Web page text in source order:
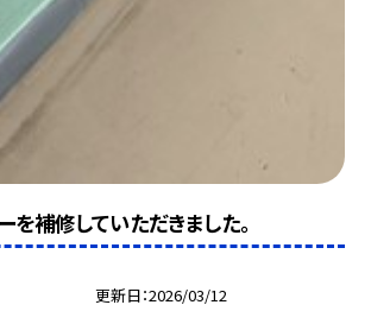
を補修していただきました。
更新日 2026/03/12